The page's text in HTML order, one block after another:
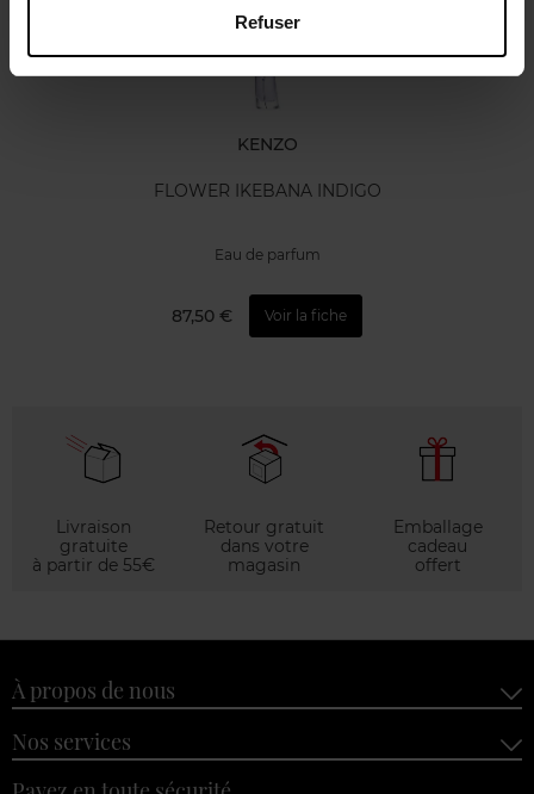
Refuser
KENZO
FLOWER IKEBANA INDIGO
Eau de parfum
87,50 € Voir la fiche
Livraison
gratuite
à partir de 55€
Retour gratuit
dans votre
magasin
Emballage
cadeau
offert
À propos de nous
Nos services